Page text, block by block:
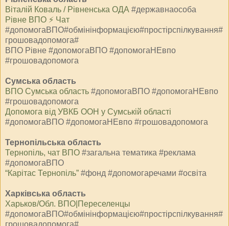
Віталій Коваль / Рівненська ОДА #державнаособа
Рівне ВПО ⚡️ Чат
#допомогаВПО#обмінінформацією#простірспілкування#
грошовадопомога#
ВПО Рівне #допомогаВПО #допомогаНЕвпо
#грошовадопомога
Сумська область
ВПО Сумська область #допомогаВПО #допомогаНЕвпо
#грошовадопомога
Допомога від УВКБ ООН у Сумській області
#допомогаВПО #допомогаНЕвпо #грошовадопомога
Тернопільська область
Тернопіль, чат ВПО #загальна тематика #реклама
#допомогаВПО
“Карітас Тернопіль” #фонд #допомогаречами #освіта
Харківська область
Харьков/Обл. ВПО|Переселенцы
#допомогаВПО#обмінінформацією#простірспілкування#
грошовадопомога#